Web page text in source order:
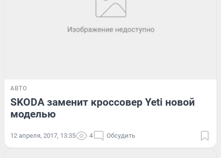
АВТО
SKODA заменит кроссовер Yeti новой
моделью
12 апреля, 2017, 13:35 4 Обсудить